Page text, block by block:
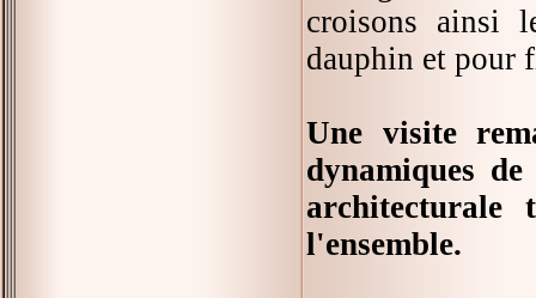
croisons ainsi
dauphin et pour
Une visite
dynamiques
architecturale
l'ensemble.